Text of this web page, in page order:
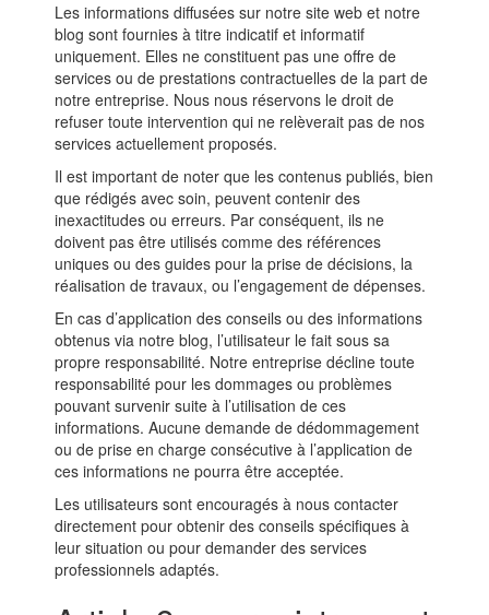
Les informations diffusées sur notre site web et notre
blog sont fournies à titre indicatif et informatif
uniquement. Elles ne constituent pas une offre de
services ou de prestations contractuelles de la part de
notre entreprise. Nous nous réservons le droit de
refuser toute intervention qui ne relèverait pas de nos
services actuellement proposés.
Il est important de noter que les contenus publiés, bien
que rédigés avec soin, peuvent contenir des
inexactitudes ou erreurs. Par conséquent, ils ne
doivent pas être utilisés comme des références
uniques ou des guides pour la prise de décisions, la
réalisation de travaux, ou l’engagement de dépenses.
En cas d’application des conseils ou des informations
obtenus via notre blog, l’utilisateur le fait sous sa
propre responsabilité. Notre entreprise décline toute
responsabilité pour les dommages ou problèmes
pouvant survenir suite à l’utilisation de ces
informations. Aucune demande de dédommagement
ou de prise en charge consécutive à l’application de
ces informations ne pourra être acceptée.
Les utilisateurs sont encouragés à nous contacter
directement pour obtenir des conseils spécifiques à
leur situation ou pour demander des services
professionnels adaptés.